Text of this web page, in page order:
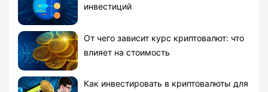
инвестиций
От чего зависит курс криптовалют: что
влияет на стоимость
Как инвестировать в криптовалюты для